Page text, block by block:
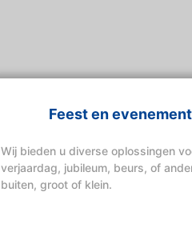
Feest en evenement
Wij bieden u diverse oplossingen
verjaardag, jubileum, beurs, of
buiten, groot of klein.